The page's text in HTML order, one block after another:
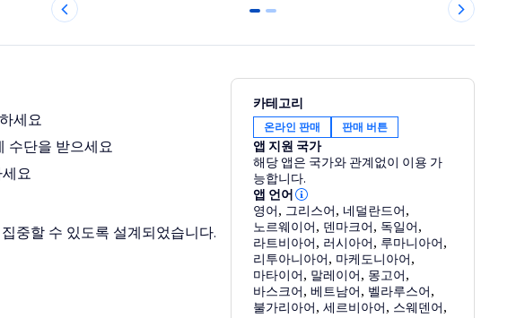
0 1
세요
수단을 받으세요
요
중할 수 있도록 설계되었습니다.
카테고리
온라인 판매 판매 버튼
앱 지원 국가
해당 앱은 국가와 관계없이 이용 가
능합니다.
앱 언어
영어, 그리스어, 네덜란드어,
노르웨이어, 덴마크어, 독일어,
라트비아어, 러시아어, 루마니아어,
리투아니아어, 마케도니아어,
마타이어, 말레이어, 몽고어,
바스크어,베트남어, 벨라루스어,
불가리아어,세르비아어, 스웨덴어,